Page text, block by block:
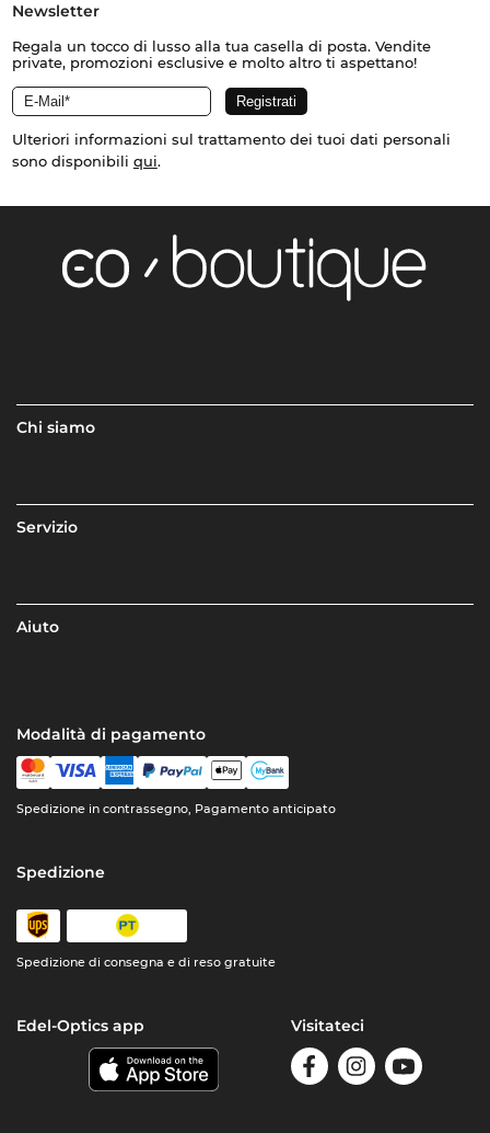
Newsletter
Regala un tocco di lusso alla tua casella di posta. Vendite
private, promozioni esclusive e molto altro ti aspettano!
Ulteriori informazioni sul trattamento dei tuoi dati personali
sono disponibili qui.
Chi siamo
Servizio
Aiuto
Modalità di pagamento
Spedizione in contrassegno, Pagamento anticipato
Spedizione
Spedizione di consegna e di reso gratuite
Edel-Optics app Visitateci